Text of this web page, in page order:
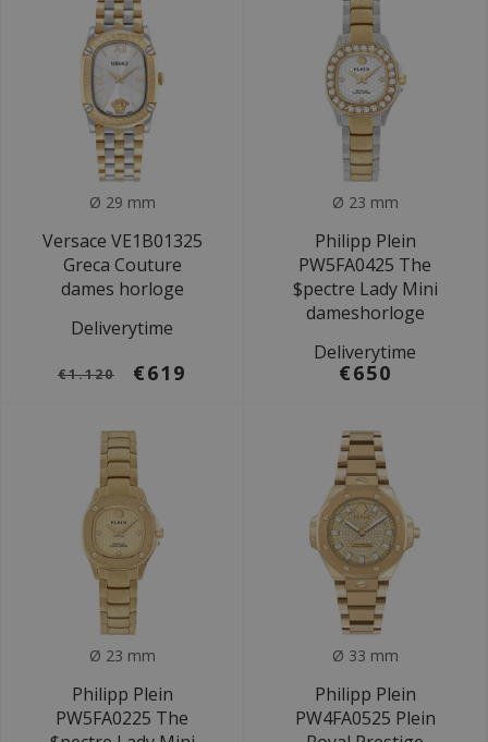
Ø 29 mm
Versace VE1B01325
Greca Couture
dames horloge
Deliverytime
€1.120 €619
Ø 23 mm
Philipp Plein
PW5FA0425 The
$pectre Lady Mini
dameshorloge
Deliverytime
€650
Ø 23 mm
Philipp Plein
PW5FA0225 The
Ø 33 mm
Philipp Plein
PW4FA0525 Plein